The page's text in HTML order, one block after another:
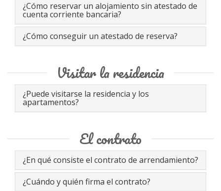
¿Cómo reservar un alojamiento sin atestado de
cuenta corriente bancaria?
¿Cómo conseguir un atestado de reserva?
Visitar la residencia
¿Puede visitarse la residencia y los
apartamentos?
El contrato
¿En qué consiste el contrato de arrendamiento?
¿Cuándo y quién firma el contrato?